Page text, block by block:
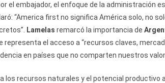
el embajador, el enfoque de la administración
“America first no significa América solo, no
Lamelas remarcó la importancia de
representa el acceso a “recursos claves,
en países que no comparten nuestros
los recursos naturales y el potencial productivo